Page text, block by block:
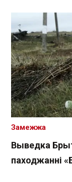
Выведка
паходжанні
Замежжа